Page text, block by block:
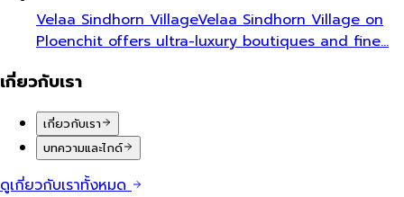
Velaa Sindhorn VillageVelaa Sindhorn Village on
Ploenchit offers ultra-luxury boutiques and fine…
เกี่ยวกับเรา
เกี่ยวกับเรา
บทความและไกด์
ดูเกี่ยวกับเราทั้งหมด